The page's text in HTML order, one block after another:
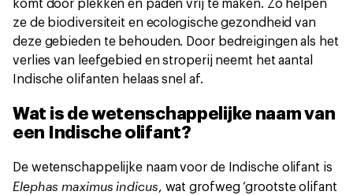
komt door plekken en paden vrij te maken. Zo helpen
ze de biodiversiteit en ecologische gezondheid van
deze gebieden te behouden. Door bedreigingen als het
verlies van leefgebied en stroperij neemt het aantal
Indische olifanten helaas snel af.
Wat is de wetenschappelijke naam van
een Indische olifant?
De wetenschappelijke naam voor de Indische olifant is
Elephas maximus indicus, wat grofweg ‘grootste olifant